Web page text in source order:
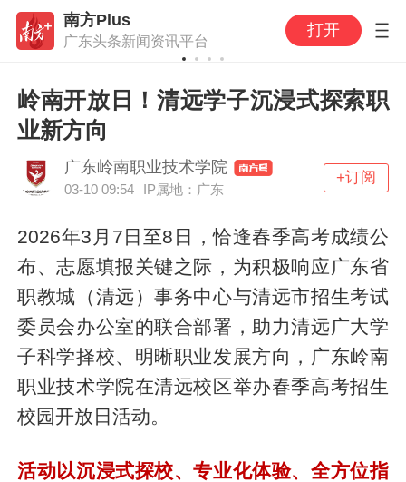
南方Plus
广东头条新闻资讯平台
打开
岭南开放日！清远学子沉浸式探索职
业新方向
广东岭南职业技术学院
03-10 09:54 IP属地：广东
+订阅
2026年3月7日至8日，恰逢春季高考成绩公
布、志愿填报关键之际，为积极响应广东省
职教城（清远）事务中心与清远市招生考试
委员会办公室的联合部署，助力清远广大学
子科学择校、明晰职业发展方向，广东岭南
职业技术学院在清远校区举办春季高考招生
校园开放日活动。
活动以沉浸式探校、专业化体验、全方位指